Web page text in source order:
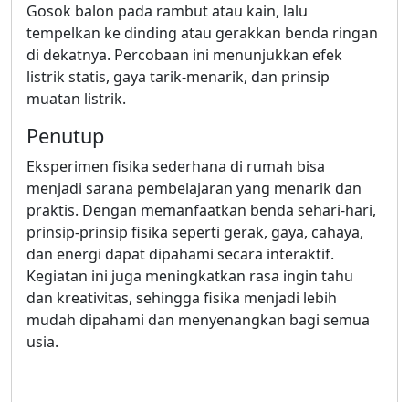
Gosok balon pada rambut atau kain, lalu
tempelkan ke dinding atau gerakkan benda ringan
di dekatnya. Percobaan ini menunjukkan efek
listrik statis, gaya tarik-menarik, dan prinsip
muatan listrik.
Penutup
Eksperimen fisika sederhana di rumah bisa
menjadi sarana pembelajaran yang menarik dan
praktis. Dengan memanfaatkan benda sehari-hari,
prinsip-prinsip fisika seperti gerak, gaya, cahaya,
dan energi dapat dipahami secara interaktif.
Kegiatan ini juga meningkatkan rasa ingin tahu
dan kreativitas, sehingga fisika menjadi lebih
mudah dipahami dan menyenangkan bagi semua
usia.